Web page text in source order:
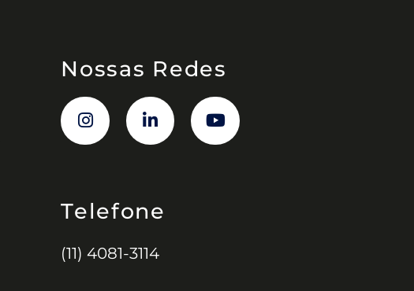
Nossas Redes
Telefone
(11) 4081-3114